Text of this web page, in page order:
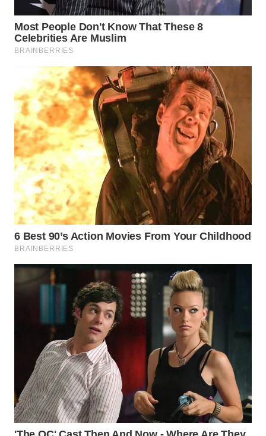
WN
BINJAI
WN
CIREBON
WN
INDRAMAYU
WN
KUNINGAN
WN
MAJALENGKA
WN
SUBANG
WN
PURWAKARTA
WN
PRIANGAN
TIMUR